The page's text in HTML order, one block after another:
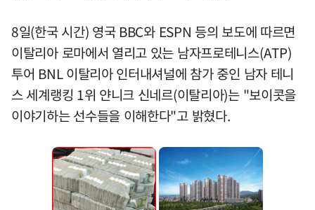
8일(한국 시간) 영국 BBC와 ESPN 등의 보도에 따르면
이탈리아 로마에서 열리고 있는 남자프로테니스(ATP)
투어 BNL 이탈리아 인터내셔널에 참가 중인 남자 테니
스 세계랭킹 1위 얀니크 신네르(이탈리아)는 "보이콧을
이야기하는 선수들을 이해한다"고 밝혔다.